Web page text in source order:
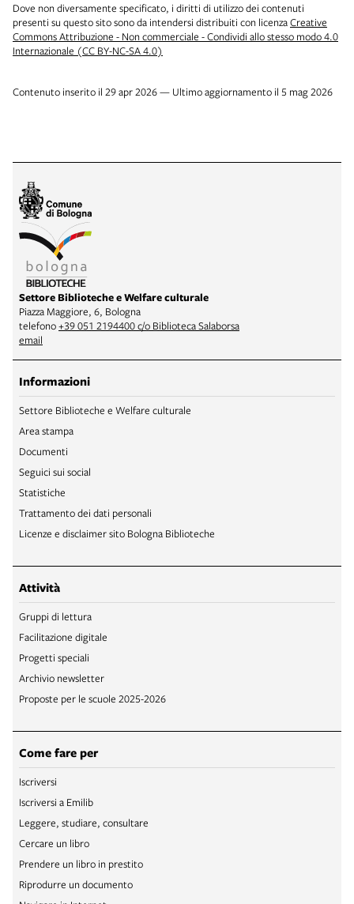
Dove non diversamente specificato, i diritti di utilizzo dei contenuti
presenti su questo sito sono da intendersi distribuiti con licenzaCreative
Commons Attribuzione - Non commerciale - Condividi allo stesso modo 4.0
Internazionale (CC BY-NC-SA 4.0)
Contenuto inserito il 29 apr 2026 — Ultimo aggiornamento il 5 mag 2026
Settore Biblioteche e Welfare culturale
Piazza Maggiore, 6, Bologna
telefono+39 051 2194400 c/o Biblioteca Salaborsa
email
Informazioni
Settore Biblioteche e Welfare culturale
Area stampa
Documenti
Seguici sui social
Statistiche
Trattamento dei dati personali
Licenze e disclaimer sito Bologna Biblioteche
Attività
Gruppi di lettura
Facilitazione digitale
Progetti speciali
Archivio newsletter
Proposte per le scuole 2025-2026
Come fare per
Iscriversi
Iscriversi a Emilib
Leggere, studiare, consultare
Cercare un libro
Prendere un libro in prestito
Riprodurre un documento